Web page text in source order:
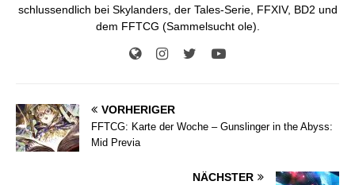
schlussendlich bei Skylanders, der Tales-Serie, FFXIV, BD2 und
dem FFTCG (Sammelsucht ole).
VORHERIGER
FFTCG: Karte der Woche – Gunslinger in the Abyss:
Mid Previa
NÄCHSTER